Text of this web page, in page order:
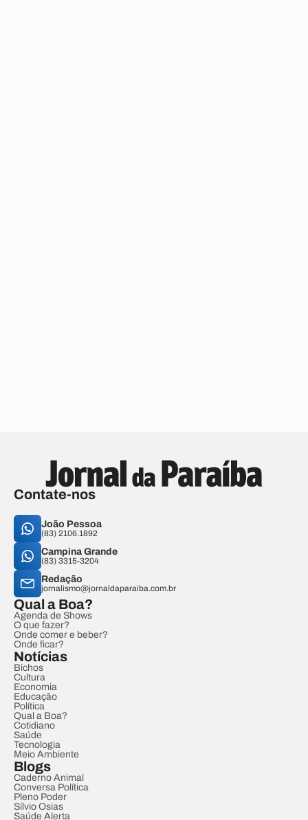
Contate-nos
João Pessoa
(83) 2106.1892
Campina Grande
(83) 3315-3204
Redação
jornalismo@jornaldaparaiba.com.br
Qual a Boa?
Agenda de Shows
O que fazer?
Onde comer e beber?
Onde ficar?
Notícias
Bichos
Cultura
Economia
Educação
Política
Qual a Boa?
Cotidiano
Saúde
Tecnologia
Meio Ambiente
Blogs
Caderno Animal
Conversa Política
Pleno Poder
Sílvio Osias
Saúde Alerta